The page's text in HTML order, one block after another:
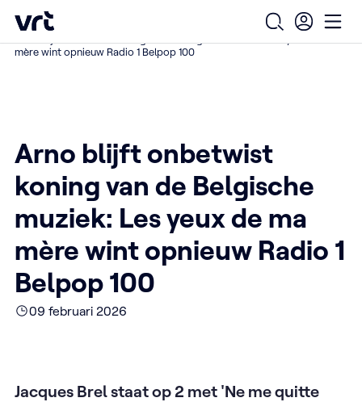
Ga naar de hoofdinhoud
VRT (home)
Open
Home /
mère wint opnieuw Radio 1 Belpop 100
Arno blijft onbetwist
koning van de Belgische
muziek: Les yeux de ma
mère wint opnieuw Radio 1
Belpop 100
09 februari 2026
Jacques Brel staat op 2 met 'Ne me quitte